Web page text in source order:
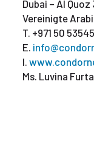
Dubai – Al Quoz
Vereinigte
T. +971 50
E.
I.
Ms. Luvina